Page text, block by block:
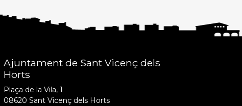
Ajuntament de Sant Vicenç dels
Horts
Plaça de la Vila, 1
08620 Sant Vicenç dels Horts